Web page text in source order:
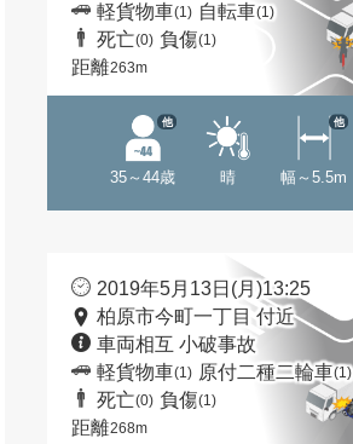
軽貨物車(1) 自転車(1)
死亡(0) 負傷(1)
距離263m
35～44歳
他
晴 幅～5.5m
他
2019年5月13日(月)13:25
柏原市今町一丁目 付近
車両相互 小破事故
軽貨物車(1) 原付二種二輪車(1)
死亡(0) 負傷(1)
距離268m